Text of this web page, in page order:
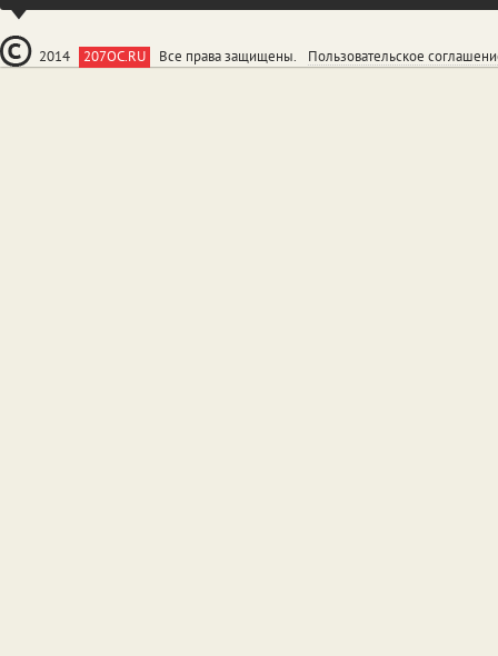
2014 207OC.RU Все права защищены. Пользовательское